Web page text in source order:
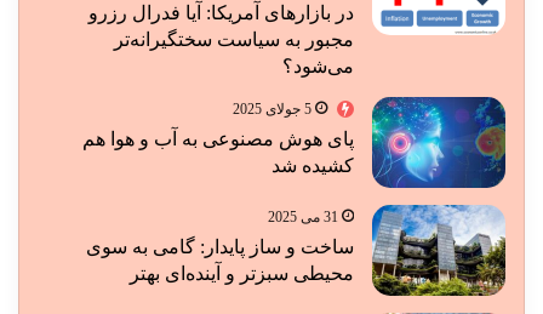
در بازارهای آمریکا: آیا فدرال رزرو
مجبور به سیاست سختگیرانه‌تر
می‌شود؟
5 جولای 2025
پای هوش مصنوعی به آب و هوا هم
کشیده شد
31 می 2025
ساخت و ساز پایدار: گامی به سوی
محیطی سبزتر و آینده‌ای بهتر